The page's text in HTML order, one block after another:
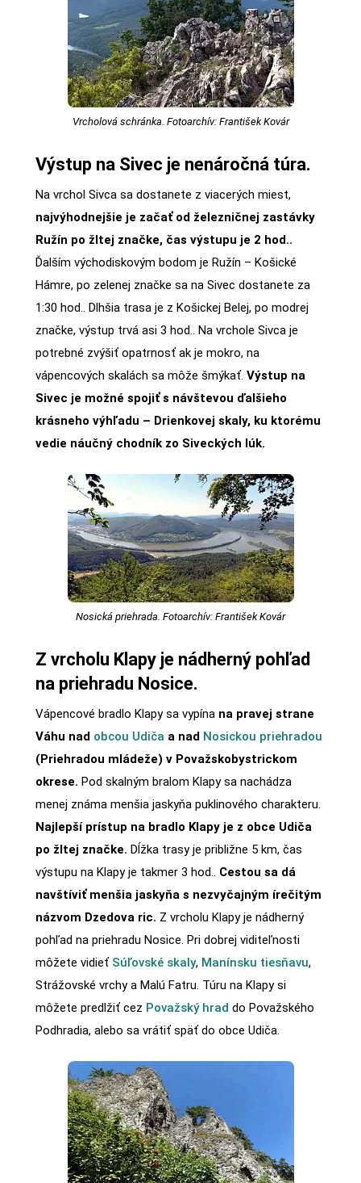
Vrcholová schránka. Fotoarchív: František Kovár
Výstup na Sivec je nenáročná túra.
Na vrchol Sivca sa dostanete z viacerých miest,
najvýhodnejšie je začať od železničnej zastávky
Ružín po žltej značke, čas výstupu je 2 hod..
Ďalším východiskovým bodom je Ružín – Košické
Hámre, po zelenej značke sa na Sivec dostanete za
1:30 hod.. Dlhšia trasa je z Košickej Belej, po modrej
značke, výstup trvá asi 3 hod.. Na vrchole Sivca je
potrebné zvýšiť opatrnosť ak je mokro, na
vápencových skalách sa môže šmýkať. Výstup na
Sivec je možné spojiť s návštevou ďalšieho
krásneho výhľadu – Drienkovej skaly, ku ktorému
vedie náučný chodník zo Siveckých lúk.
Nosická priehrada. Fotoarchív: František Kovár
Z vrcholu Klapy je nádherný pohľad
na priehradu Nosice.
Vápencové bradlo Klapy sa vypína na pravej strane
Váhu nad obcou Udiča a nad Nosickou priehradou
(Priehradou mládeže) v Považskobystrickom
okrese. Pod skalným bralom Klapy sa nachádza
menej známa menšia jaskyňa puklinového charakteru.
Najlepší prístup na bradlo Klapy je z obce Udiča
po žltej značke. Dĺžka trasy je približne 5 km, čas
výstupu na Klapy je takmer 3 hod.. Cestou sa dá
navštíviť menšia jaskyňa s nezvyčajným írečitým
názvom Dzedova ric. Z vrcholu Klapy je nádherný
pohľad na priehradu Nosice. Pri dobrej viditeľnosti
môžete vidieť Súľovské skaly, Manínsku tiesňavu,
Strážovské vrchy a Malú Fatru. Túru na Klapy si
môžete predlžiť cez Považský hrad do Považského
Podhradia, alebo sa vrátiť späť do obce Udiča.